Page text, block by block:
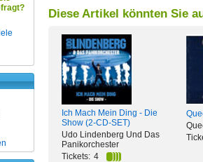
Diese Artikel könnten Sie
Ich Mach Mein Ding - Die
Show (2-CD-SET)
Udo Lindenberg Und Das
Panikorchester
Tickets: 4